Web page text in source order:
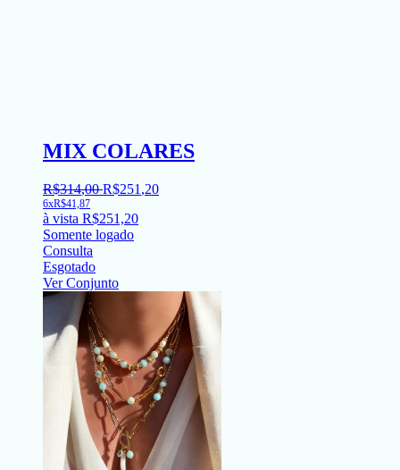
MIX COLARES
R$314,00 R$251 ,20
6xR$41,87
à vista R$251,20
Somente logado
Consulta
Esgotado
Ver Conjunto